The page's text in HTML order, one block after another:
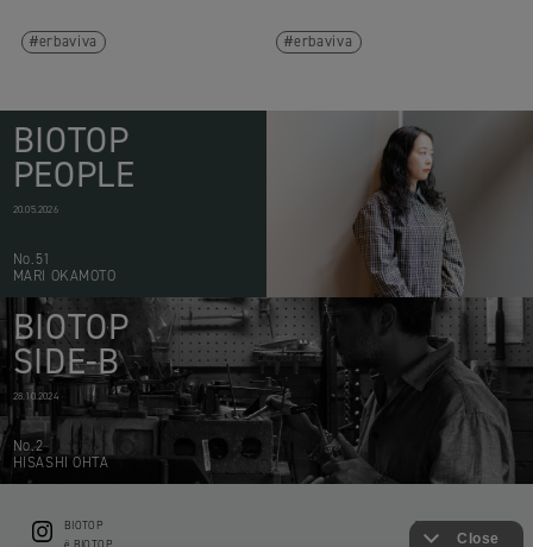
erbaviva erbaviva
BIOTOP
PEOPLE
20.05.2026
No.51
MARI OKAMOTO
BIOTOP
SIDE-B
28.10.2024
No.2
HISASHI OHTA
BIOTOP
CONTACT